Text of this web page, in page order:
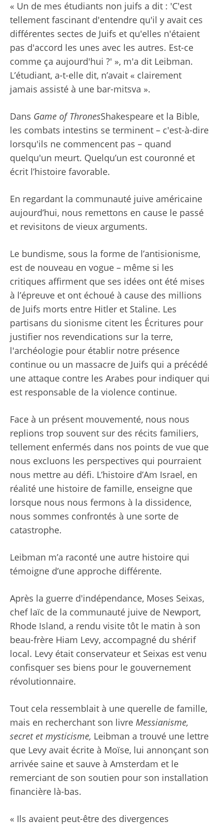
« Un de mes étudiants non juifs a dit : 'C'est
tellement fascinant d'entendre qu'il y avait ces
différentes sectes de Juifs et qu'elles n'étaient
pas d'accord les unes avec les autres. Est-ce
comme ça aujourd'hui ?' », m'a dit Leibman.
L’étudiant, a-t-elle dit, n’avait « clairement
jamais assisté à une bar-mitsva ».
Dans Game of ThronesShakespeare et la Bible,
les combats intestins se terminent – ​​c'est-à-dire
lorsqu'ils ne commencent pas – quand
quelqu'un meurt. Quelqu’un est couronné et
écrit l’histoire favorable.
En regardant la communauté juive américaine
aujourd’hui, nous remettons en cause le passé
et revisitons de vieux arguments.
Le bundisme, sous la forme de l’antisionisme,
est de nouveau en vogue – même si les
critiques affirment que ses idées ont été mises
à l’épreuve et ont échoué à cause des millions
de Juifs morts entre Hitler et Staline. Les
partisans du sionisme citent les Écritures pour
justifier nos revendications sur la terre,
l'archéologie pour établir notre présence
continue ou un massacre de Juifs qui a précédé
une attaque contre les Arabes pour indiquer qui
est responsable de la violence continue.
Face à un présent mouvementé, nous nous
replions trop souvent sur des récits familiers,
tellement enfermés dans nos points de vue que
nous excluons les perspectives qui pourraient
nous mettre au défi. L’histoire d’Am Israel, en
réalité une histoire de famille, enseigne que
lorsque nous nous fermons à la dissidence,
nous sommes confrontés à une sorte de
catastrophe.
Leibman m’a raconté une autre histoire qui
témoigne d’une approche différente.
Après la guerre d'indépendance, Moses Seixas,
chef laïc de la communauté juive de Newport,
Rhode Island, a rendu visite tôt le matin à son
beau-frère Hiam Levy, accompagné du shérif
local. Levy était conservateur et Seixas est venu
confisquer ses biens pour le gouvernement
révolutionnaire.
Tout cela ressemblait à une querelle de famille,
mais en recherchant son livre Messianisme,
secret et mysticisme, Leibman a trouvé une lettre
que Levy avait écrite à Moïse, lui annonçant son
arrivée saine et sauve à Amsterdam et le
remerciant de son soutien pour son installation
financière là-bas.
« Ils avaient peut-être des divergences